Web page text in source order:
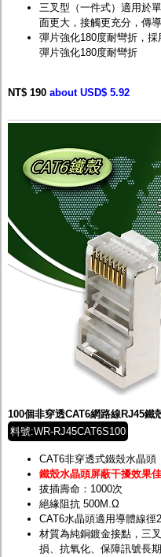
三叉型（一件式）適用於
面更大，接觸更充分，傳
彈片強化180度耐彎折，
彈片強化180度耐彎折
NT$ 190 about USD$ 5.92
100個非穿透CAT6網路線RJ45鐵
料號:WR-RJ45CAT6S100
CAT6非穿透式鐵殼水晶頭
鐵殼水晶頭屏蔽干擾效果佳
拔插壽命：1000次
絕緣阻抗 500M.Ω
CAT6水晶頭適用導體線徑
材質為純銅鍍金接點，三
損、抗氧化、保障訊號長